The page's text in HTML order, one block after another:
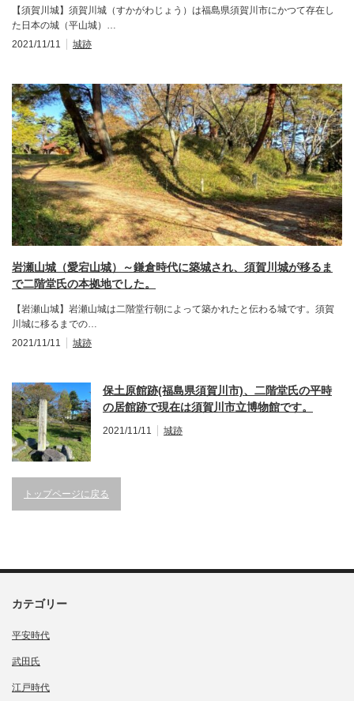
【須賀川城】須賀川城（すかがわじょう）は福島県須賀川市にかつて存在し
た日本の城（平山城）…
2021/11/11
城跡
岩瀬山城（愛宕山城）～鎌倉時代に築城され、須賀川城が移るま
で二階堂氏の本拠地でした。
【岩瀬山城】岩瀬山城は二階堂行朝によって築かれたと伝わる城です。須賀
川城に移るまでの…
2021/11/11
城跡
保土原館跡(福島県須賀川市)、二階堂氏の平時
の居館跡で現在は須賀川市立博物館です。
2021/11/11 城跡
トップページに戻る
カテゴリー
平安時代
武田氏
江戸時代